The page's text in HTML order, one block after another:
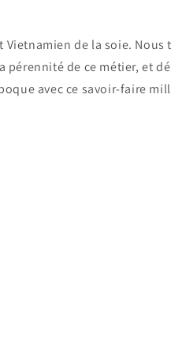
de la soie. Nous
de ce métier, et
avec ce savoir-faire